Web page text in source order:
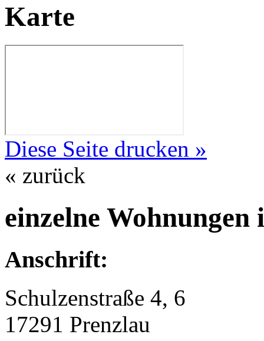
Karte
Diese Seite drucken »
« zurück
einzelne
Anschrift:
Schulzenstraße 4, 6
17291 Prenzlau